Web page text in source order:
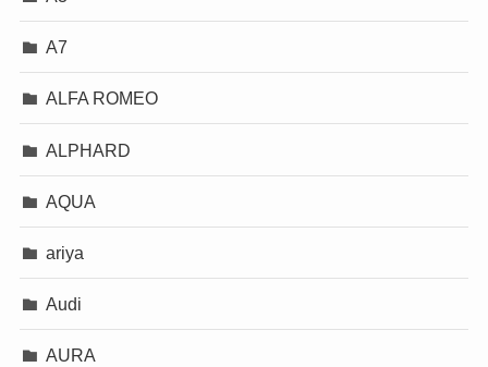
A7
ALFA ROMEO
ALPHARD
AQUA
ariya
Audi
AURA